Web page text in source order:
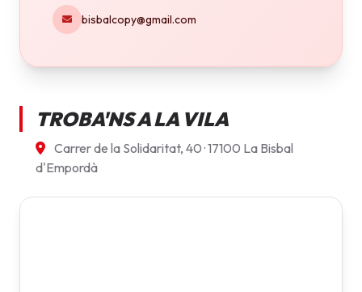
bisbalcopy@gmail.com
TROBA'NS A LA VILA
Carrer de la Solidaritat, 40 · 17100 La Bisbal
d'Empordà